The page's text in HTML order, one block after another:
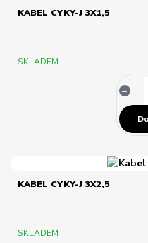
KABEL CYKY-J 3X1,5
SKLADEM
KABEL CYKY-J 3X2,5
SKLADEM